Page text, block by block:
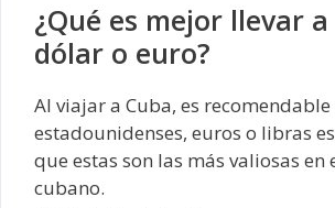
¿Qué es mejor llevar a
dólar o euro?
Al viajar a Cuba, es
estadounidenses, euros o libras
que estas son las más valiosas en
cubano.